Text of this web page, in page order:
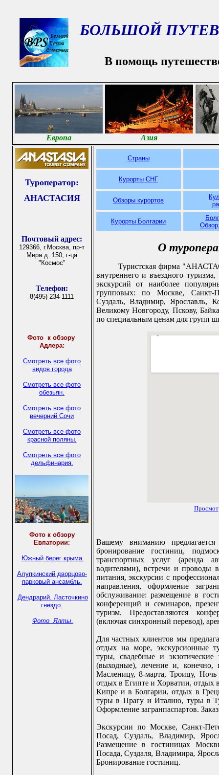
БОЛЬШОЙ
В помощь
Европа Азия
Туроператор:
АНАСТАСИЯ
Почтовый адрес:
129366, г.Москва, пр-т
Мира д. 150, г-ца
"Космос"
Телефон:
8(495) 234-1111
Фото к обзору
Адлера:
Смотреть все фото
видов города
Смотреть все фото
обезьян.
Смотреть все фото
вечерний Сочи
Смотреть все фото
красной поляны.
Смотреть все фото
дельфинария.
Фото к обзору
Евпатории:
Южный берег крыма.
Алупкинский дворцово-
парковый ансамбль.
Дендрарий. Ласточкино
гнездо.
Фото Ялты.
Страны
Курорты СНГ
Обзоры курортов
Курорты Болгарии
О
Туристская фирма
внутреннего и въездного
экскурсий от наиболее
групповых: по Москве, Санкт-
Суздаль, Владимир, Ярославль,
Великому Новгороду, Пскову,
по специальным ценам для групп
Вашему вниманию
бронирование гостиниц,
транспортных услуг (аренда
водителями), встречи и проводы
питания, экскурсии с
направления, оформление
обслуживание: размещение в
конференций и семинаров,
туризм. Предоставляются
(включая синхронный перевод),
Для частных клиентов мы
отдых на море, экскурсионные
туры, свадебные и
(выходные), лечение и,
Масленицу, 8-марта, Троицу,
отдых в Египте и Хорватии, отдых
Кипре и в Болгарии, отдых в
туры в Прагу и Италию, туры в
Оформление загранпаспартов.
Экскурсии по Москве, Санкт-
Посад, Суздаль, Владимир,
Размещение в гостиницах
Посада, Суздаля, Владимира,
Бронирование гостиниц.